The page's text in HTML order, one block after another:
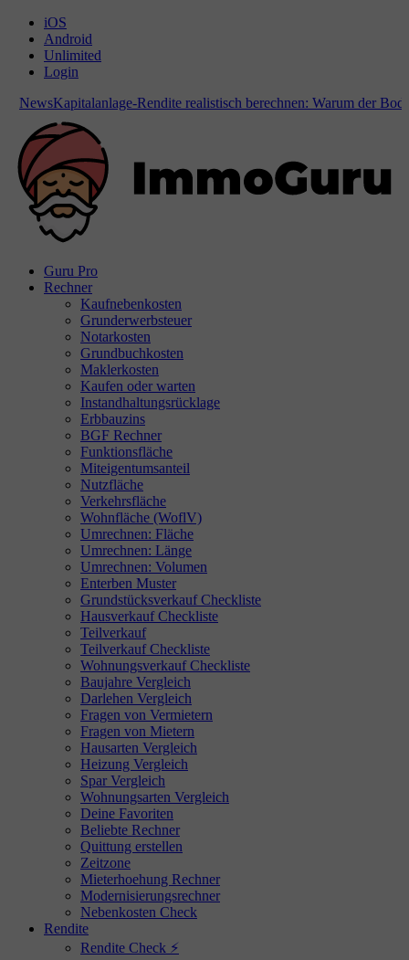
iOS
Android
Unlimited
Login
Kapitalanlage-Rendite realistisch berechnen: Warum der
Guru Pro
Rechner
Kaufnebenkosten
Grunderwerbsteuer
Notarkosten
Grundbuchkosten
Maklerkosten
Kaufen oder warten
Instandhaltungsrücklage
Erbbauzins
BGF Rechner
Funktionsfläche
Miteigentumsanteil
Nutzfläche
Verkehrsfläche
Wohnfläche (WoflV)
Umrechnen: Fläche
Umrechnen: Länge
Umrechnen: Volumen
Enterben Muster
Grundstücksverkauf Checkliste
Hausverkauf Checkliste
Teilverkauf
Teilverkauf Checkliste
Wohnungsverkauf Checkliste
Baujahre Vergleich
Darlehen Vergleich
Fragen von Vermietern
Fragen von Mietern
Hausarten Vergleich
Heizung Vergleich
Spar Vergleich
Wohnungsarten Vergleich
Deine Favoriten
Beliebte Rechner
Quittung erstellen
Zeitzone
Mieterhoehung Rechner
Modernisierungsrechner
Nebenkosten Check
Rendite
Rendite Check ⚡